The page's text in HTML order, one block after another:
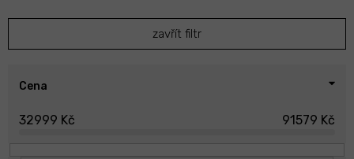
p
o
zavřít filtr
Cena
32999 Kč 91579 Kč